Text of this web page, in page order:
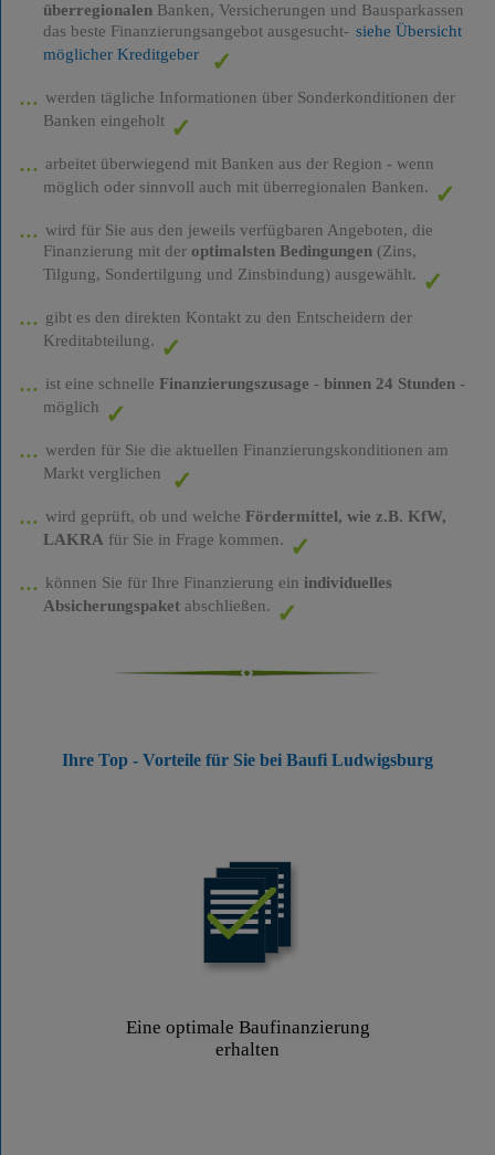
überregionalenBanken, Versicherungen und Bausparkassen
das beste Finanzierungsangebot ausgesucht- siehe Übersicht
möglicher Kreditgeber
werden tägliche Informationen über Sonderkonditionen der
Banken eingeholt
arbeitet überwiegend mit Banken aus der Region - wenn
möglich oder sinnvoll auch mit überregionalen Banken.
wird für Sie aus den jeweils verfügbaren Angeboten, die
Finanzierung mit der optimalsten Bedingungen(Zins,
Tilgung, Sondertilgung und Zinsbindung) ausgewählt.
gibt es den direkten Kontakt zu den Entscheidern der
Kreditabteilung.
ist eine schnelle Finanzierungszusage - binnen 24 Stunden-
möglich
werden für Sie die aktuellen Finanzierungskonditionen am
Markt verglichen
wird geprüft, ob und welche Fördermittel, wie z.B. KfW,
LAKRA für Sie in Frage kommen.
können Sie für Ihre Finanzierung ein individuelles
Absicherungspaketabschließen.
Ihre Top - Vorteile für Sie bei Baufi Ludwigsburg
Eine optimale Baufinanzierung
erhalten